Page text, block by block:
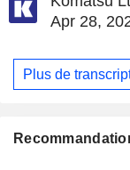
Apr 28,
Plus de